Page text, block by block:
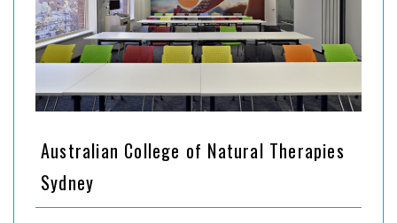
Australian College of Natural Therapies
Sydney